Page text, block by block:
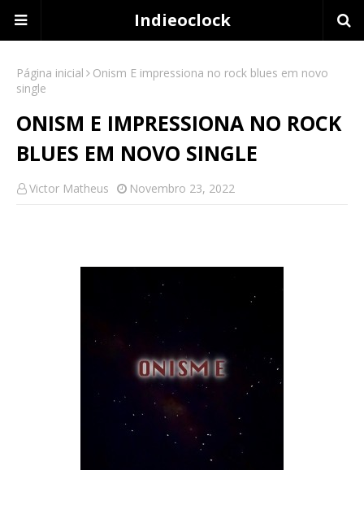
Indieoclock
Página inicial
Onism E impressiona no rock blues em novo
single
ONISM E IMPRESSIONA NO ROCK
BLUES EM NOVO SINGLE
Victor Matheus Novembro 23, 2022